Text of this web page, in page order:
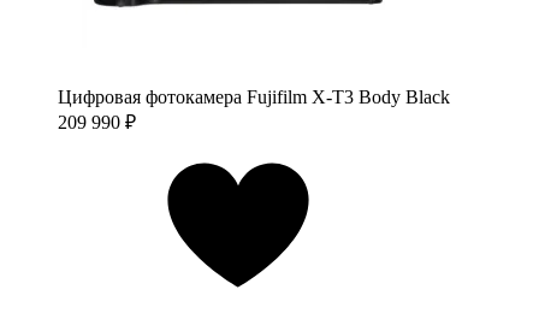
Цифровая фотокамера Fujifilm X-T3 Body Black
209 990 ₽